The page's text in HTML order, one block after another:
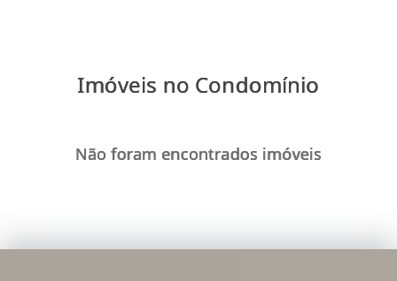
Imóveis no Condomínio
Não foram encontrados imóveis